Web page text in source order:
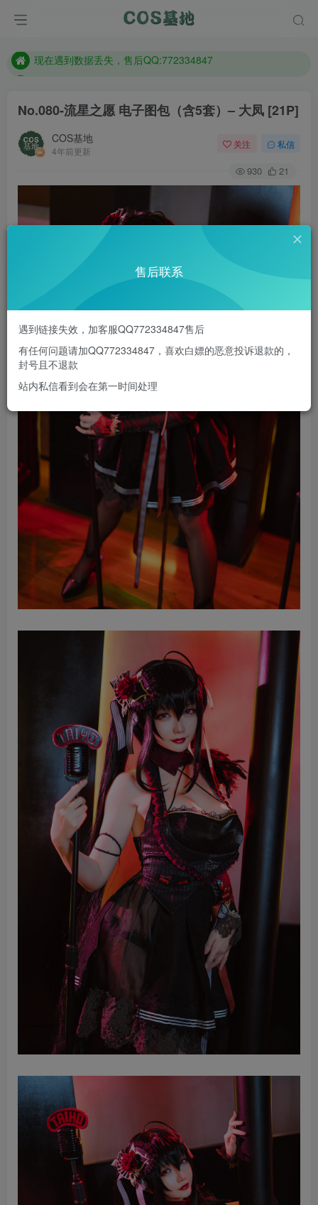
想看那个coser作品，请在搜索框搜索
售后QQ:772334847
No.080-流星之愿 电子图包（含5套）– 大凤 [21P]
COS基地
4年前更新
关注 私信
930 21
售后联系
遇到链接失效，加客服QQ772334847售后
有任何问题请加QQ772334847，喜欢白嫖的恶意投诉退款的，
封号且不退款
站内私信看到会在第一时间处理